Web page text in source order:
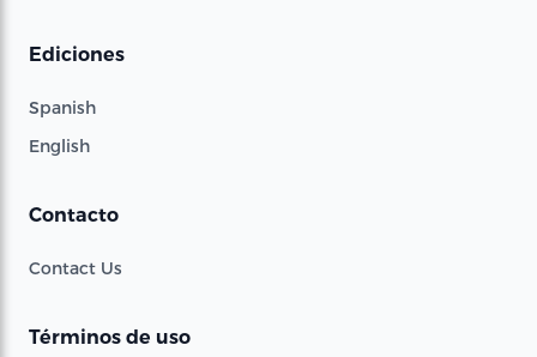
Ediciones
Spanish
English
Contacto
Contact Us
Términos de uso